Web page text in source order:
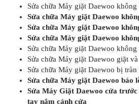
Sửa chữa Máy giặt Daewoo không
Sửa chữa Máy giặt Daewoo
Sửa chữa Máy giặt Daewoo
Sửa chữa Máy giặt Daewoo
Sửa chữa Máy giặt Daewoo
Sửa chữa Máy giặt Daewoo giặt
Sửa chữa Máy giặt Daewoo bị
Sửa chữa Máy giặt Daewoo báo
Sửa Máy Giặt Daewoo cửa
tay nắm cánh cửa